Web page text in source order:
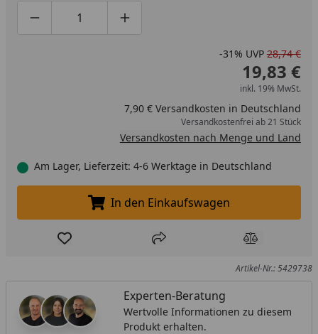
Produktmenge um eins verringern
Produktmenge manuell eingeben
Produktmenge um eins erhöhen
-31% UVP 28,74 €
19,83 €
inkl. 19% MwSt.
7,90 € Versandkosten in Deutschland
Versandkostenfrei ab 21 Stück
Versandkosten nach Menge und Land
Am Lager, Lieferzeit: 4-6 Werktage in Deutschland
In den Einkaufswagen legen
In den Einkaufswagen
Produkt zur Wunschliste hinzufügen
Teilen Produkt
Artikel-Nr.: 5429738
Experten-Beratung
Wertvolle Informationen zu diesem
Produkt erhalten.